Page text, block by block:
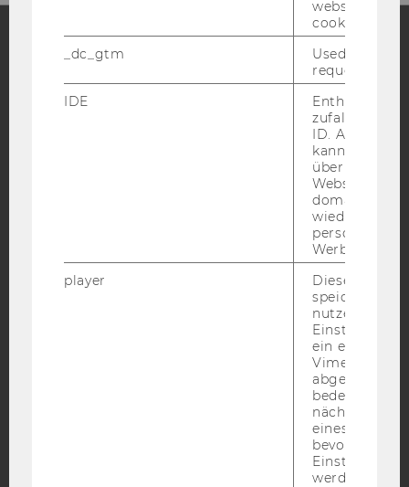
Blog
Bluesky
BARRIEREFREIHEITSERKLÄRUNG WEBSEITE
DATENSCHUTZERKLÄRUNG SOCIAL MEDIA
STUDIENBEWERBER*INNEN UND STUDIERENDE
Barrierefreiheitserklärung
website read
cookie.
_dc_gtm
Used to
request rate.
IDE
Enthält eine
ID. Anhand
kann Google
über
Websites
Werbung
player
Dieses Cookie
speichert
ein
Vimeo-Video
abgespielt
bedeutet,
nächsten
eines Vimeo-
bevorzugten
werden.